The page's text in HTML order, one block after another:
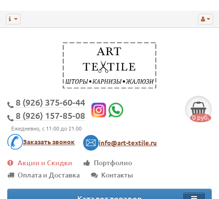
8 (926) 375-60-44
8 (926) 157-85-08
Ежедневно, с 11:00 до 21:00
Заказать звонок info@art-textile.ru
0 руб.
Акции и Скидки
Портфолио
Оплата и Доставка
Контакты